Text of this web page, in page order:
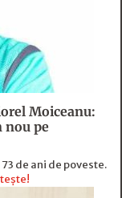
Moiceanu:
nou pe
de ani de poveste.